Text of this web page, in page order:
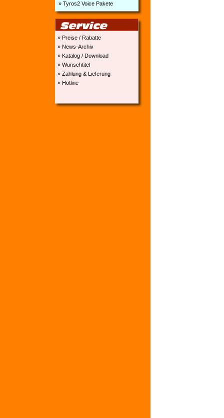
» Tyros2 Voice Pakete
» Preise / Rabatte
» News-Archiv
» Katalog / Download
» Wunschtitel
» Zahlung & Lieferung
» Hotline